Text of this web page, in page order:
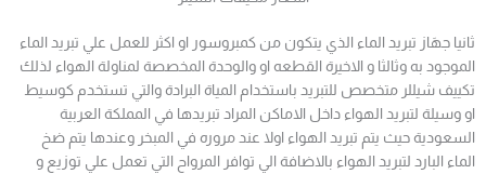
ثانيا جهَاز تبريد الماء الذي يتكون من كمبروسور او اكثر للعمل علي تبريد الماء
الموجود به وثالثا و الاخيرة القطعه او والوحدة المخصصة لمناولة الهواء لذلك
تكييف شيللر متخصص للتبريد باستخدام المياة البرادة والتي تستخدم كوسيط
او وسيلة لتبريد الهواء داخل الاماكن المراد تبريدها في المملكة العربية
السعودية حيث يتم تبريد الهواء اولا عند مروره في المبخر وعندها يتم ضخ
الماء البارد لتبريد الهواء بالاضافة الي توافر المرواح التي تعمل علي توزيع و